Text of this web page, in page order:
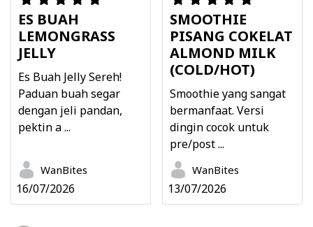
ES BUAH
LEMONGRASS
JELLY
Es Buah Jelly Sereh!
Paduan buah segar
dengan jeli pandan,
pektin a ...
WanBites
16/07/2026
SMOOTHIE
PISANG COKELAT
ALMOND MILK
(COLD/HOT)
Smoothie yang sangat
bermanfaat. Versi
dingin cocok untuk
pre/post ...
WanBites
13/07/2026